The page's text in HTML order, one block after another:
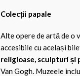
Colecții papale
Alte opere de artă de o
accesibile cu același
religioase, sculpturi și
Van Gogh. Muzeele